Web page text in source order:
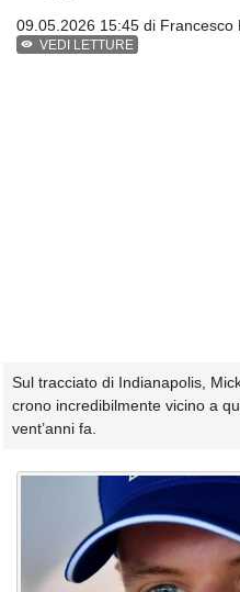
09.05.2026 15:45 di Francesco
VEDI LETTURE
Sul tracciato di Indianapolis,
crono incredibilmente vicino a
vent’anni fa.